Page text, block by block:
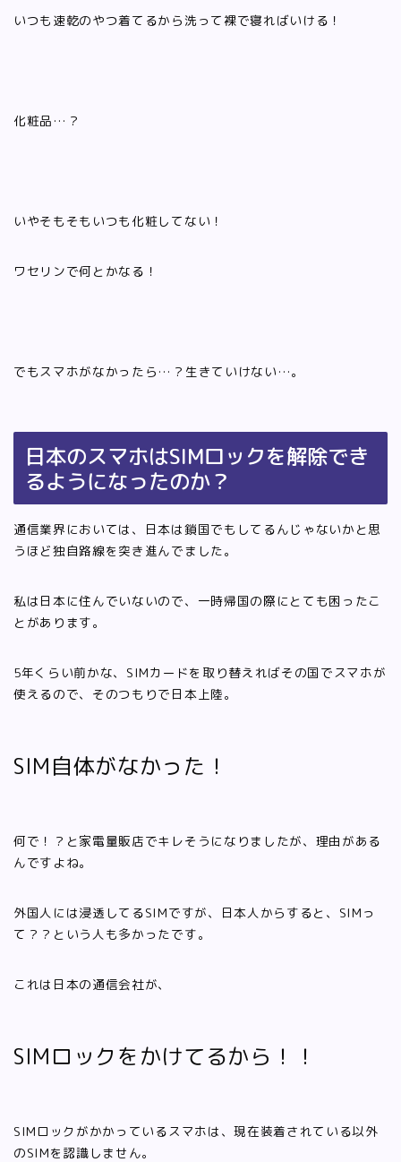
いつも速乾のやつ着てるから洗って裸で寝ればいける！
化粧品…？
いやそもそもいつも化粧してない！
ワセリンで何とかなる！
でもスマホがなかったら…？生きていけない…。
日本のスマホはSIMロックを解除でき
るようになったのか？
通信業界においては、日本は鎖国でもしてるんじゃないかと思
うほど独自路線を突き進んでました。
私は日本に住んでいないので、一時帰国の際にとても困ったこ
とがあります。
5年くらい前かな、SIMカードを取り替えればその国でスマホが
使えるので、そのつもりで日本上陸。
SIM自体がなかった！
何で！？と家電量販店でキレそうになりましたが、理由がある
んですよね。
外国人には浸透してるSIMですが、日本人からすると、SIMっ
て？？という人も多かったです。
これは日本の通信会社が、
SIMロックをかけてるから！！
SIMロックがかかっているスマホは、現在装着されている以外
のSIMを認識しません。